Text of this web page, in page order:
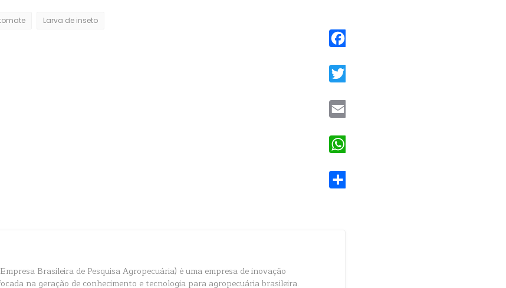
Larva de inseto
Brasileira de Pesquisa Agropecuária) é uma empresa de inovação
na geração de conhecimento e tecnologia para agropecuária brasileira.